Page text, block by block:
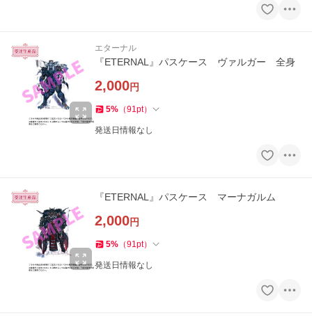
エターナル
『ETERNAL』パスケース ヴァルガー 全身
2,000円
5% （91pt）
発送日情報なし
『ETERNAL』パスケース マーナガルム
2,000円
5% （91pt）
発送日情報なし